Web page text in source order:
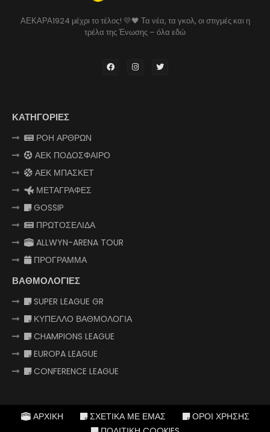
ΑΕΚΑΡΑ1924 μέχρι το τέλος! 💛🖤 Τα νέα, τα γκολ, οι στιγμές και η
τρέλα της Ένωσης – όλα εδώ
ΚΑΤΗΓΟΡΙΕΣ
ΡΟΗ ΑΡΘΡΩΝ
ΑΕΚ ΠΟΔΟΣΦΑΙΡΟ
ΑΕΚ ΜΠΑΣΚΕΤ
ΜΕΤΑΓΡΑΦΕΣ
GOSSIP
ΠΡΩΤΟΣΕΛΙΔΑ
ALLWYN-ARENA TOUR
ΠΡΟΓΡΑΜΜΑ
ΒΑΘΜΟΛΟΓΙΕΣ
SUPER LEAGUE GR
ΚΥΠΕΛΛΟ ΒΑΘΜΟΛΟΓΙΑ
CHAMPIONS LEAGUE
EUROPA LEAGUE
CONFERENCE LEAGUE
ΑΡΧΙΚΗ ΣΧΕΤΙΚΑ ΜΕ ΕΜΑΣ
ΟΡΟΙ ΧΡΗΣΗΣ